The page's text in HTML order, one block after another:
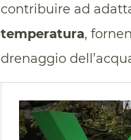
contribuire ad
temperatura,
drenaggio